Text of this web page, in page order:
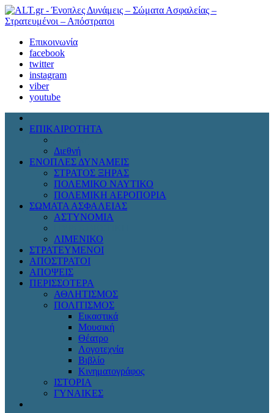
Επικοινωνία
facebook
twitter
instagram
viber
youtube
ΕΠΙΚΑΙΡΟΤΗΤΑ
Διεθνή
ΕΝΟΠΛΕΣ ΔΥΝΑΜΕΙΣ
ΣΤΡΑΤΟΣ ΞΗΡΑΣ
ΠΟΛΕΜΙΚΟ ΝΑΥΤΙΚΟ
ΠΟΛΕΜΙΚΗ ΑΕΡΟΠΟΡΙΑ
ΣΩΜΑΤΑ ΑΣΦΑΛΕΙΑΣ
ΑΣΤΥΝΟΜΙΑ
ΛΙΜΕΝΙΚΟ
ΣΤΡΑΤΕΥΜΕΝΟΙ
ΑΠΟΣΤΡΑΤΟΙ
ΑΠΟΨΕΙΣ
ΠΕΡΙΣΣΟΤΕΡΑ
ΑΘΛΗΤΙΣΜΟΣ
ΠΟΛΙΤΙΣΜΟΣ
Εικαστικά
Μουσική
Θέατρο
Λογοτεχνία
Βιβλίο
Κινηματογράφος
ΙΣΤΟΡΙΑ
ΓΥΝΑΙΚΕΣ